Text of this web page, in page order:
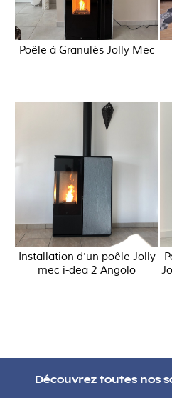
Poêle à Granulés Jolly Mec
Installation d'un poêle Jolly
mec i-dea 2 Angolo
Découvrez toutes nos